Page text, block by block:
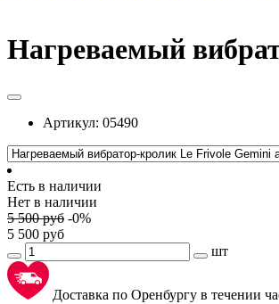
Нагреваемый
Артикул: 05490
Есть в наличии
Нет в наличии
5 500руб -0%
5 500 руб
шт
Доставка по Оренбургу в течении